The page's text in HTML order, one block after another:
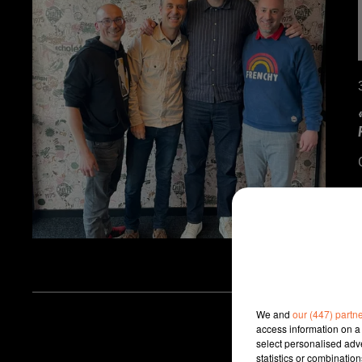
We and our (447)
access information on
select personalised
statistics or